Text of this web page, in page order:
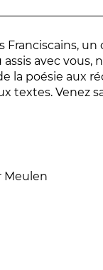
Franciscains,
avec vous,
la poésie aux
textes. Venez
Meulen